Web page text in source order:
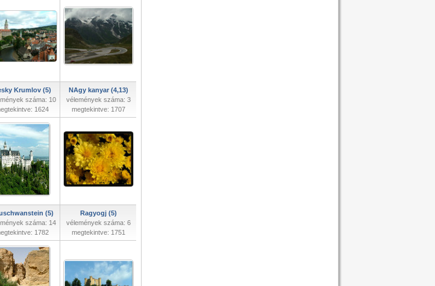
Krumlov (5)
száma: 10
1624
NAgy kanyar (4,13)
vélemények száma: 3
megtekintve: 1707
(5)
száma: 14
1782
Ragyogj (5)
vélemények száma: 6
megtekintve: 1751